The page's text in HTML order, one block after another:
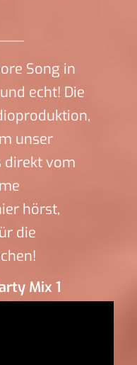
Song in
echt! Die
unser
direkt vom
hörst,
die
Mix 1